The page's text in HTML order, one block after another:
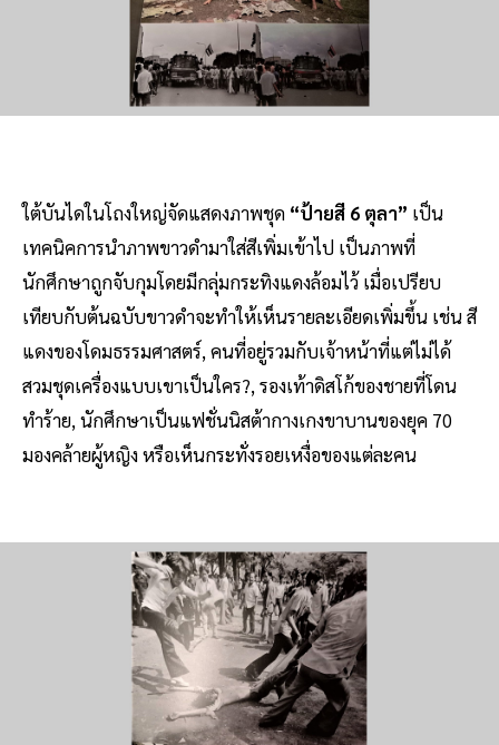
ใต้บันไดในโถงใหญ่จัดแสดงภาพชุด “ป้ายสี 6 ตุลา” เป็น
เทคนิคการนำภาพขาวดำมาใส่สีเพิ่มเข้าไป เป็นภาพที่
นักศึกษาถูกจับกุมโดยมีกลุ่มกระทิงแดงล้อมไว้ เมื่อเปรียบ
เทียบกับต้นฉบับขาวดำจะทำให้เห็นรายละเอียดเพิ่มขึ้น เช่น สี
แดงของโดมธรรมศาสตร์, คนที่อยู่รวมกับเจ้าหน้าที่แต่ไม่ได้
สวมชุดเครื่องแบบเขาเป็นใคร?, รองเท้าดิสโก้ของชายที่โดน
ทำร้าย, นักศึกษาเป็นแฟชั่นนิสต้ากางเกงขาบานของยุค 70
มองคล้ายผู้หญิง หรือเห็นกระทั่งรอยเหงื่อของแต่ละคน